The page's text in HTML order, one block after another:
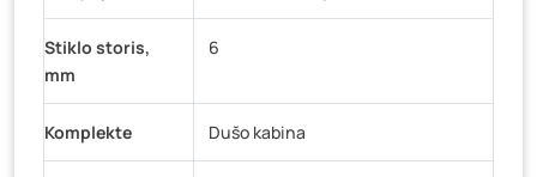
Stiklo storis,
mm
6
Komplekte Dušo kabina